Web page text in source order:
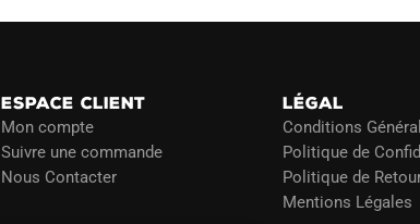
ESPACE CLIENT
Mon compte
Suivre une commande
Nous Contacter
LÉGAL
Conditions
Politique de
Politique de
Mentions Légales